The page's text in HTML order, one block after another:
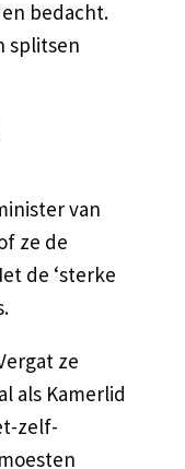
bedacht.
splitsen
van
ze de
de ‘sterke
ze
als Kamerlid
zelf-